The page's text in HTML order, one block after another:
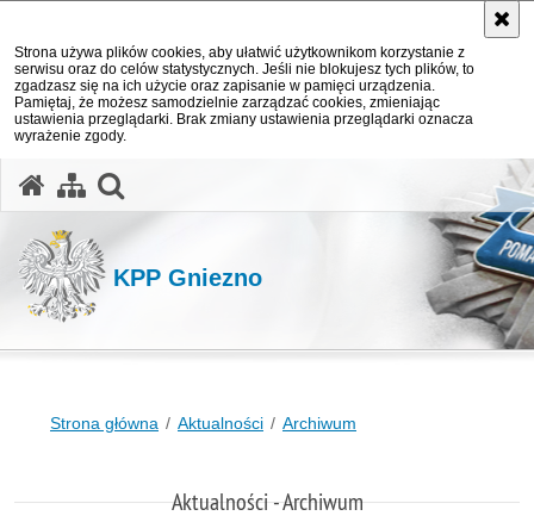
Strona używa plików cookies, aby ułatwić użytkownikom korzystanie z
serwisu oraz do celów statystycznych. Jeśli nie blokujesz tych plików, to
zgadzasz się na ich użycie oraz zapisanie w pamięci urządzenia.
Pamiętaj, że możesz samodzielnie zarządzać cookies, zmieniając
ustawienia przeglądarki. Brak zmiany ustawienia przeglądarki oznacza
wyrażenie zgody.
KPP Gniezno
Strona główna Aktualności Archiwum
Aktualności - Archiwum